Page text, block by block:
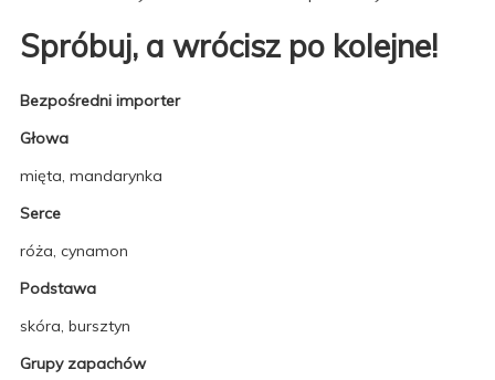
Spróbuj, a wrócisz po kolejne!
Bezpośredni importer
Głowa
mięta, mandarynka
Serce
róża, cynamon
Podstawa
skóra, bursztyn
Grupy zapachów